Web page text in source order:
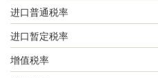
进口普通税率
进口暂定税率
增值税率